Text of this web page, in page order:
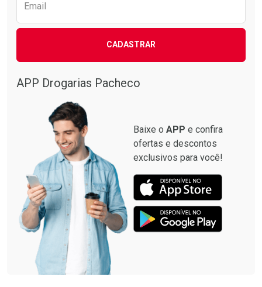
Email
CADASTRAR
APP Drogarias Pacheco
Baixe o APP e confira
ofertas e descontos
exclusivos para você!